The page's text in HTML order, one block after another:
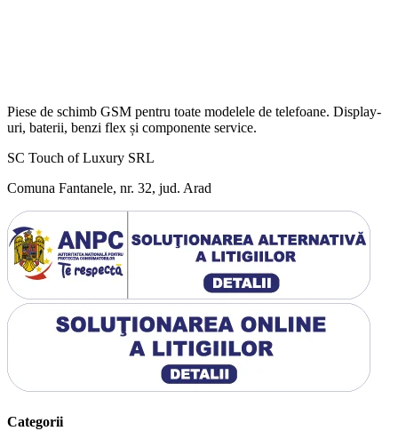
Piese de schimb GSM pentru toate modelele de telefoane. Display-
uri, baterii, benzi flex și componente service.
SC Touch of Luxury SRL
Comuna Fantanele, nr. 32, jud. Arad
Categorii